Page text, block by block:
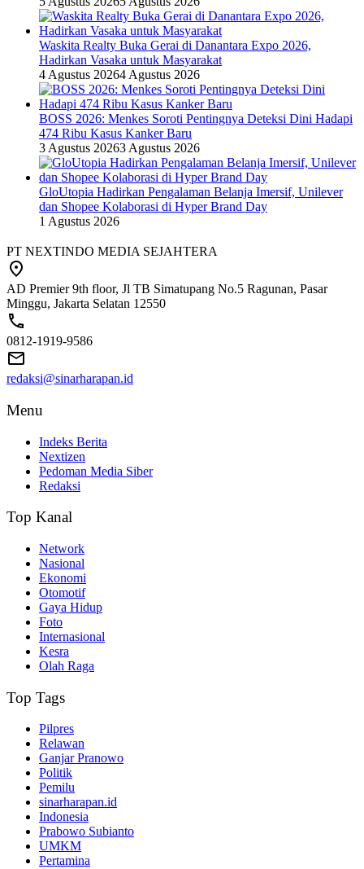
Waskita Realty Buka Gerai di Danantara Expo 2026,
Hadirkan Vasaka untuk Masyarakat
4 Agustus 20264 Agustus 2026
BOSS 2026: Menkes Soroti Pentingnya Deteksi Dini Hadapi
474 Ribu Kasus Kanker Baru
3 Agustus 20263 Agustus 2026
GloUtopia Hadirkan Pengalaman Belanja Imersif, Unilever
dan Shopee Kolaborasi di Hyper Brand Day
1 Agustus 2026
PT NEXTINDO MEDIA SEJAHTERA
AD Premier 9th floor, Jl TB Simatupang No.5 Ragunan, Pasar
Minggu, Jakarta Selatan 12550
0812-1919-9586
redaksi@sinarharapan.id
Menu
Indeks Berita
Nextizen
Pedoman Media Siber
Redaksi
Top Kanal
Network
Nasional
Ekonomi
Otomotif
Gaya Hidup
Foto
Internasional
Kesra
Olah Raga
Top Tags
Pilpres
Relawan
Ganjar Pranowo
Politik
Pemilu
sinarharapan.id
Indonesia
Prabowo Subianto
UMKM
Pertamina